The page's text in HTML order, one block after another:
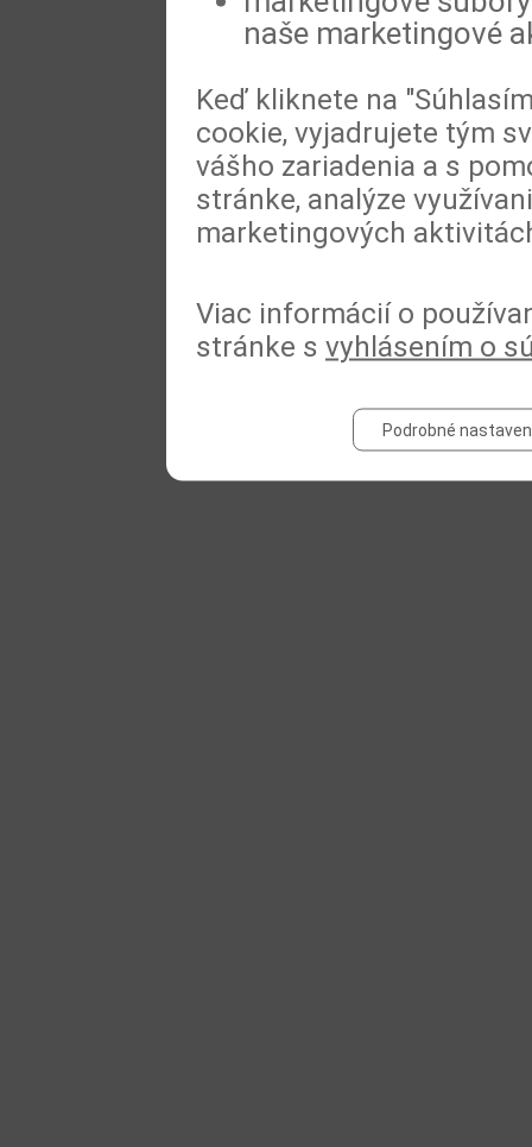
naše marketingové
Keď kliknete na
cookie, vyjadrujete tým
vášho zariadenia a s
stránke, analýze
marketingových
Viac informácií o
stránke s vyhlásením o
Podrobné